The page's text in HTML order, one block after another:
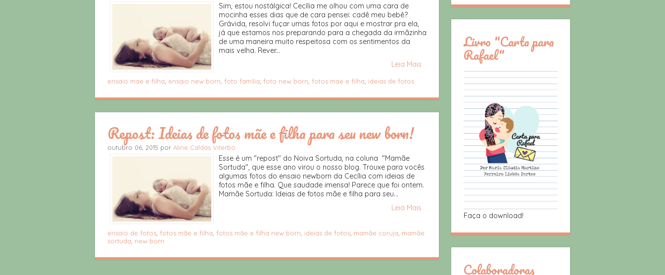
Sim, estou nostálgica! Cecília me olhou com uma cara de
mocinha esses dias que de cara pensei: cadê meu bebê?
Grávida, resolvi fuçar umas fotos por aqui e mostrar pra ela,
já que estamos nos preparando para a chegada da irmãzinha
de uma maneira muito respeitosa com os sentimentos da
mais velha. Rever...
Leia Mais
ensaio mae e filha ensaio new born foto família foto new born fotos mae e filha ideias de fotos
Repost: Ideias de fotos mãe e filha para seu new born!
outubro 06, 2015 por Aline Caldas Viterbo
Esse é um "repost" do Noiva Sortuda, na coluna "Mamãe
Sortuda", que esse ano virou o nosso blog. Trouxe para vocês
algumas fotos do ensaio newborn da Cecília com ideias de
fotos mãe e filha. Que saudade imensa! Parece que foi ontem.
Mamãe Sortuda: Ideias de fotos mãe e filha para seu...
Leia Mais
ensaio de fotos fotos mãe e filha fotos mãe e filha new born ideias de fotos mamãe coruja mamãe
sortuda new born
Livro "Carta para
Rafael"
Faça o download!
Colaboradoras